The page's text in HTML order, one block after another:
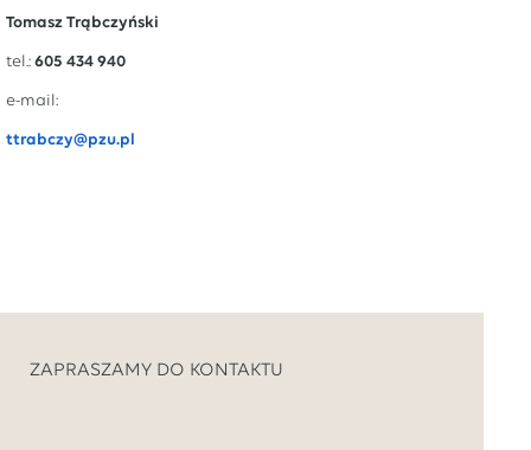
Tomasz Trąbczyński
tel.: 605 434 940
e-mail:
ttrabczy@pzu.pl
ZAPRASZAMY DO KONTAKTU